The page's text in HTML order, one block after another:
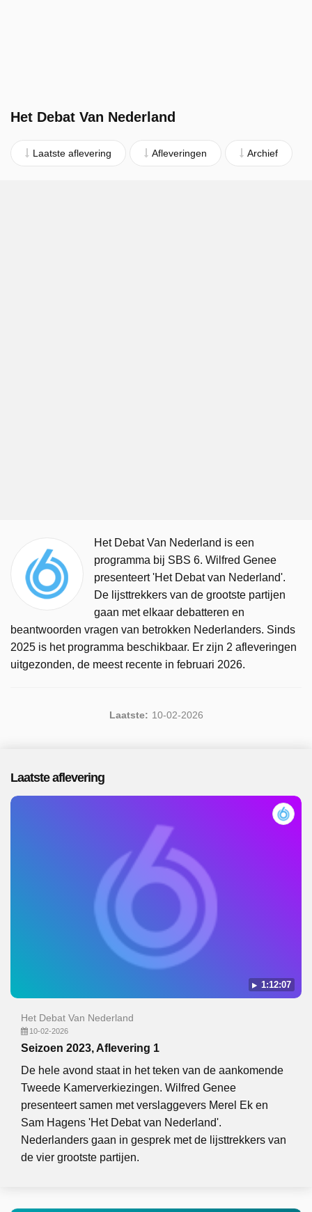
Het Debat Van Nederland
Laatste aflevering Afleveringen Archief
Het Debat Van Nederland is een
programma bij SBS 6. Wilfred Genee
presenteert 'Het Debat van Nederland'.
De lijsttrekkers van de grootste partijen
gaan met elkaar debatteren en
beantwoorden vragen van betrokken Nederlanders. Sinds
2025 is het programma beschikbaar. Er zijn 2 afleveringen
uitgezonden, de meest recente in februari 2026.
Laatste: 10-02-2026
Laatste aflevering
1:12:07
Het Debat Van Nederland
10-02-2026
Seizoen 2023, Aflevering 1
De hele avond staat in het teken van de aankomende
Tweede Kamerverkiezingen. Wilfred Genee
presenteert samen met verslaggevers Merel Ek en
Sam Hagens 'Het Debat van Nederland'.
Nederlanders gaan in gesprek met de lijsttrekkers van
de vier grootste partijen.